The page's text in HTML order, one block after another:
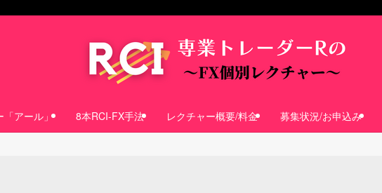
「アール」 8本RCI-FX手法 レクチャー概要/料金 募集状況/お申込み